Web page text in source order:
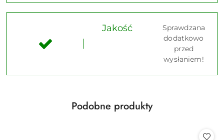
Jakość
Sprawdzana
dodatkowo
przed
wysłaniem!
Pomiń karuzelę produktów
Produkty
Podobne produkty